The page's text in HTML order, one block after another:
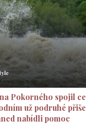
Pokorného spojil
už podruhé
nabídli pomoc